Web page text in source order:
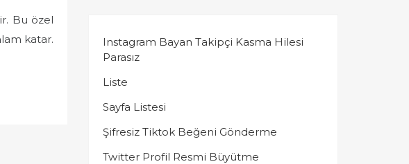
Bu özel
katar.
Instagram Bayan Takipçi Kasma Hilesi
Parasız
Liste
Sayfa Listesi
Şifresiz Tiktok Beğeni Gönderme
Twitter Profil Resmi Büyütme